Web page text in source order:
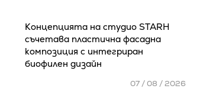
Концепцията на студио STARH
съчетава пластична фасадна
композиция с интегриран
биофилен дизайн
07 / 08 / 2026